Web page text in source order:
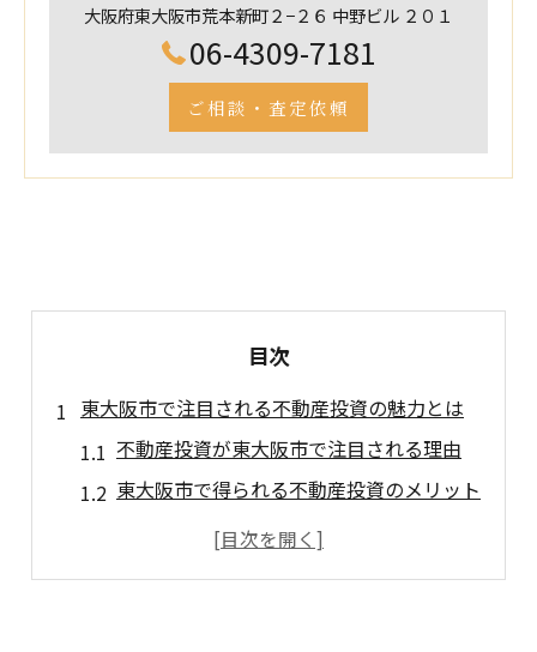
大阪府東大阪市荒本新町２−２６ 中野ビル ２０１
06-4309-7181
ご相談・査定依頼
目次
東大阪市で注目される不動産投資の魅力とは
不動産投資が東大阪市で注目される理由
東大阪市で得られる不動産投資のメリット
地域特性を活かした不動産投資の魅力